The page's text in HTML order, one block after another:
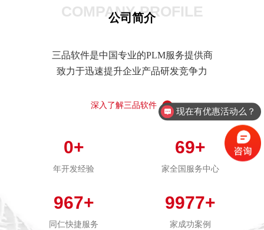
COMPANY PROFILE
公司简介
三品软件是中国专业的PLM服务提供商
致力于迅速提升企业产品研发竞争力
深入了解三品软件
0+
年开发经验
69+
家全国服务中心
967+
同仁快捷服务
9977+
家成功案例
现在有优惠活动么？